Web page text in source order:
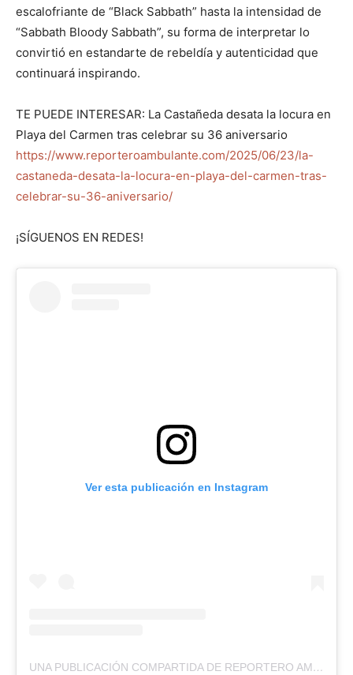
escalofriante de “Black Sabbath” hasta la intensidad de
“Sabbath Bloody Sabbath”, su forma de interpretar lo
convirtió en estandarte de rebeldía y autenticidad que
continuará inspirando.
TE PUEDE INTERESAR: La Castañeda desata la locura en
Playa del Carmen tras celebrar su 36 aniversario
https://www.reporteroambulante.com/2025/06/23/la-
castaneda-desata-la-locura-en-playa-del-carmen-tras-
celebrar-su-36-aniversario/
¡SÍGUENOS EN REDES!
Ver esta publicación en Instagram
UNA PUBLICACIÓN COMPARTIDA DE REPORTERO AMBULANTE (@REPORTEROAMBULANTE)